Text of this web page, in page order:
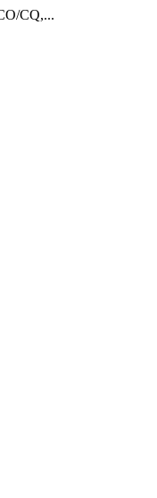
CQ,...